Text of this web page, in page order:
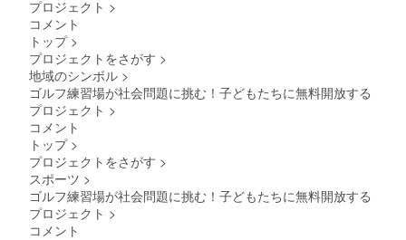
プロジェクト >
コメント
トップ >
プロジェクトをさがす >
地域のシンボル >
ゴルフ練習場が社会問題に挑む！子どもたちに無料開放する
プロジェクト >
コメント
トップ >
プロジェクトをさがす >
スポーツ >
ゴルフ練習場が社会問題に挑む！子どもたちに無料開放する
プロジェクト >
コメント